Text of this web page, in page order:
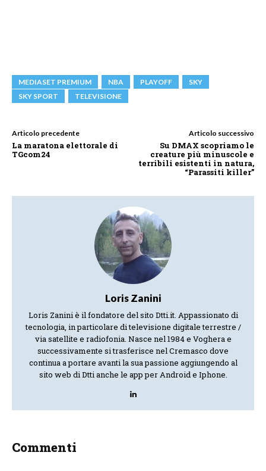
MEDIASET PREMIUM NBA PLAYOFF
SKY
SKY SPORT
TELEVISIONE
Articolo precedente
La maratona elettorale di
TGcom24
Articolo successivo
Su DMAX scopriamo le
creature più minuscole e
terribili esistenti in natura,
“Parassiti killer”
Loris Zanini
Loris Zanini è il fondatore del sito Dtti.it. Appassionato di
tecnologia, in particolare di televisione digitale terrestre /
via satellite e radiofonia. Nasce nel 1984 e Voghera e
successivamente si trasferisce nel Cremasco dove
continua a portare avanti la sua passione aggiungendo al
sito web di Dtti anche le app per Android e Iphone.
Commenti